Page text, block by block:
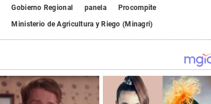
Gobierno Regional panela
Procompite
Ministerio de Agricultura y Riego (Minagri)